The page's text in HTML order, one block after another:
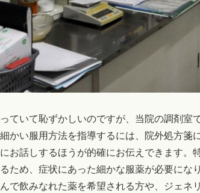
ていて恥ずかしいのですが、当院の調剤室
かい服用方法を指導するには、院外処方箋
お話しするほうが的確にお伝えできます。
ため、症状にあった細かな服薬が必要にな
で飲みなれた薬を希望される方や、ジェネ